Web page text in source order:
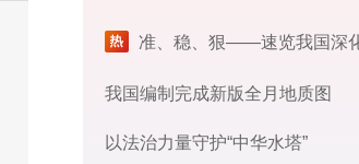
准、稳、狠——速览我国深化扫黑除恶专项斗
我国编制完成新版全月地质图
以法治力量守护“中华水塔”